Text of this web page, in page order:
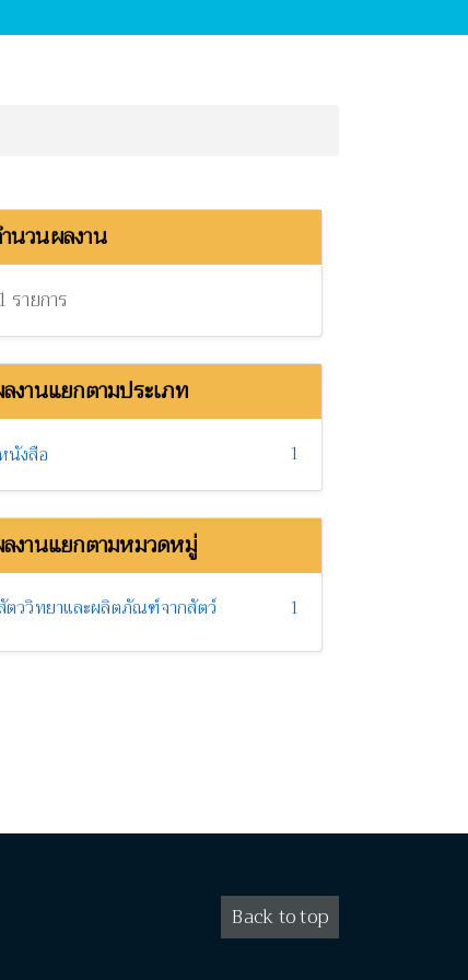
นวนผลงาน
1 รายการ
งานแยกตามประเภท
นังสือ 1
งานแยกตามหมวดหมู่
ตววิทยาและผลิตภัณฑ์จากสัตว์ 1
Back to top